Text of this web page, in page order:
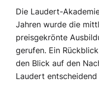
Die Laudert-
Jahren wurde die
preisgekrönte
gerufen. Ein
den Blick auf den
Laudert